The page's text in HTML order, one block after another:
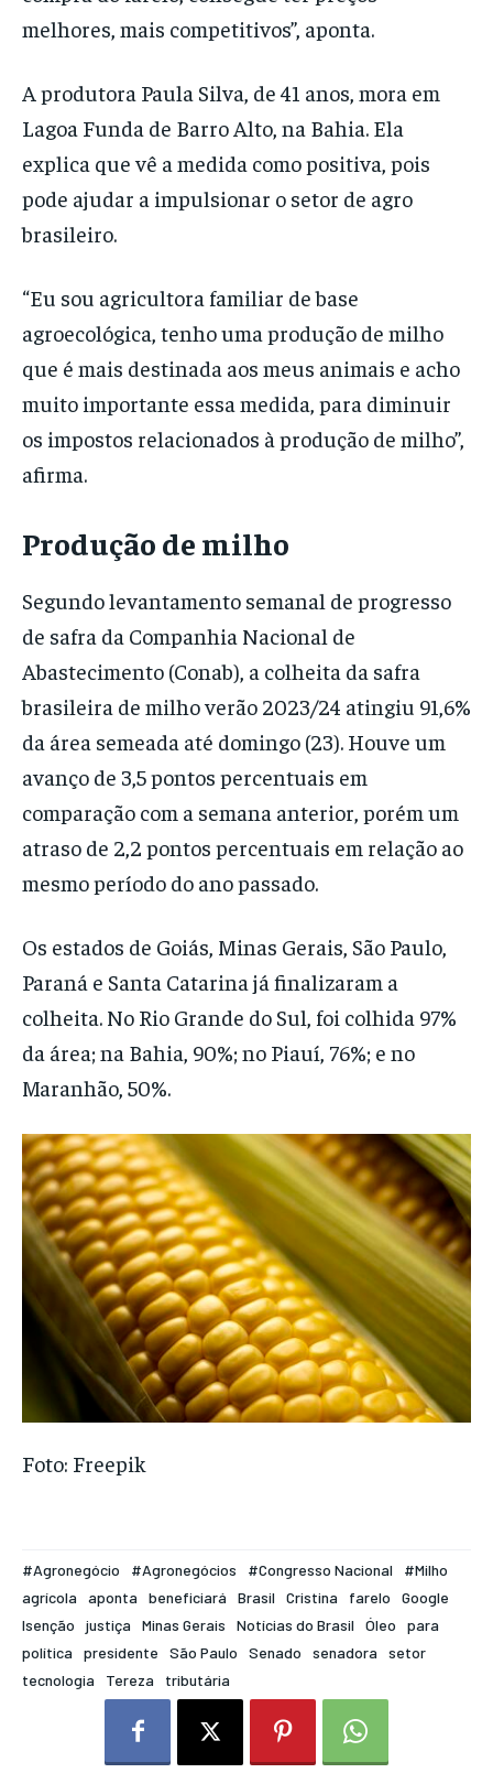
melhores, mais competitivos”, aponta.
A produtora Paula Silva, de 41 anos, mora em
Lagoa Funda de Barro Alto, na Bahia. Ela
explica que vê a medida como positiva, pois
pode ajudar a impulsionar o setor de agro
brasileiro.
“Eu sou agricultora familiar de base
agroecológica, tenho uma produção de milho
que é mais destinada aos meus animais e acho
muito importante essa medida, para diminuir
os impostos relacionados à produção de milho”,
afirma.
Produção de milho
Segundo levantamento semanal de progresso
de safra da Companhia Nacional de
Abastecimento (Conab), a colheita da safra
brasileira de milho verão 2023/24 atingiu 91,6%
da área semeada até domingo (23). Houve um
avanço de 3,5 pontos percentuais em
comparação com a semana anterior, porém um
atraso de 2,2 pontos percentuais em relação ao
mesmo período do ano passado.
Os estados de Goiás, Minas Gerais, São Paulo,
Paraná e Santa Catarina já finalizaram a
colheita. No Rio Grande do Sul, foi colhida 97%
da área; na Bahia, 90%; no Piauí, 76%; e no
Maranhão, 50%.
Foto: Freepik
#Agronegócio #Agronegócios #Congresso Nacional
#Milho
agrícola
aponta beneficiará Brasil Cristina farelo
Google
Isenção
justiça Minas Gerais Notícias do Brasil Óleo
para
política
presidente São Paulo Senado senadora
setor
tecnologia
Tereza tributária